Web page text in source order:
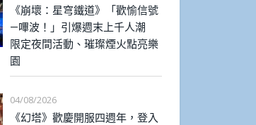
《崩壞：星穹鐵道》「歡愉信號
—嗶波！」引爆週末上千人潮
限定夜間活動、璀璨煙火點亮樂
園
04/08/2026
《幻塔》歡慶開服四週年，登入